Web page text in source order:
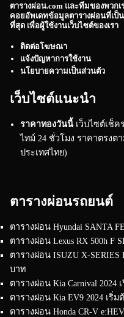
ตารางผ่อน.com และทีมของพวก
คอยอัพเดทข้อมูลตารางผ่อนที่เป็
ที่สุด เพื่อผู้ใช้งานเว็บไซต์ของเรา
ติดต่อโฆษณา
แจ้งปัญหาการใช้งาน
นโยบายความเป็นส่วนตัว
เว็บไซต์แนะนำ
ราคาทองวันนี้ เว็บไซต์เช็
ไทม์ 24 ชั่วโมง ราคาตรง
ประเทศไทย)
ตารางผ่อนรถยนต์
ตารางผ่อน Hyundai SANTA
ตารางผ่อน Lexus RX 500h F
ตารางผ่อน ISUZU X-SERIES
บาท
ตารางผ่อน Kia Carnival 2024
ตารางผ่อน Kia EV9 2024 เริ่
ตารางผ่อน Honda CR-V